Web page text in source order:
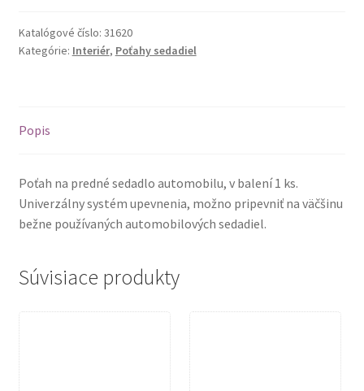
SOFT
predné
Katalógové číslo: 31620
Kategórie: Interiér, Poťahy sedadiel
Popis
Poťah na predné sedadlo automobilu, v balení 1 ks.
Univerzálny systém upevnenia, možno pripevniť na väčšinu
bežne používaných automobilových sedadiel.
Súvisiace produkty